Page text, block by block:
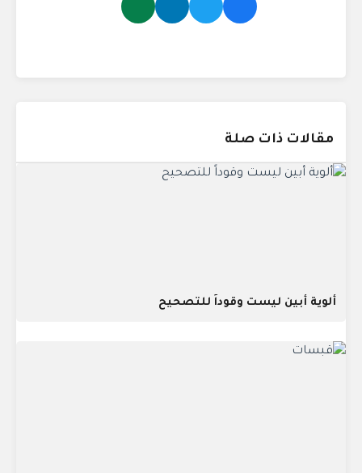
مقالات ذات صلة
ألوية أبين ليست وقوداً للتصحيح